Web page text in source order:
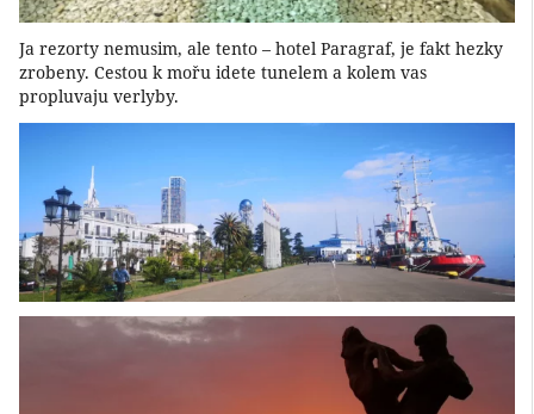
Ja rezorty nemusim, ale tento – hotel Paragraf, je fakt hezky
zrobeny. Cestou k mořu idete tunelem a kolem vas
propluvaju verlyby.